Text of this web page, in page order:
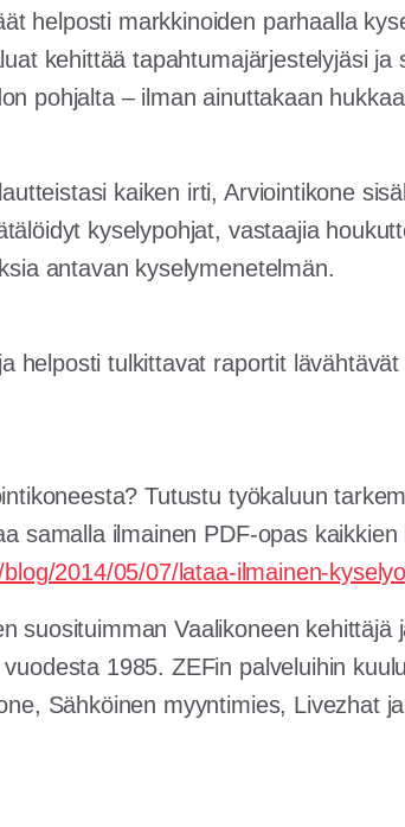
helposti markkinoiden parhaalla
kehittää tapahtumajärjestelyjäsi ja
pohjalta – ilman ainuttakaan
kaiken irti, Arviointikone
kyselypohjat, vastaajia
antavan kyselymenetelmän.
helposti tulkittavat raportit
Tutustu työkaluun
samalla ilmainen PDF-opas kaikkien
2014/05/07/lataa-ilmainen-
suosituimman Vaalikoneen kehittäjä
1985. ZEFin palveluihin
Sähköinen myyntimies, Livezhat